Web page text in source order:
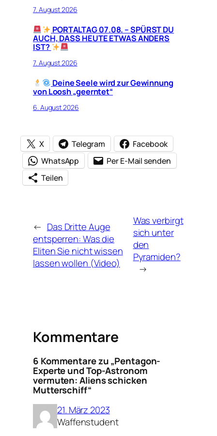
7. August 2026
PORTALTAG 07.08. – SPÜRST DU
AUCH, DASS HEUTE ETWAS ANDERS
IST?
7. August 2026
Deine Seele wird zur Gewinnung
von Loosh „geerntet“
6. August 2026
X Telegram
Facebook
WhatsApp
Per E-Mail senden
Teilen
← Das Dritte Auge
entsperren: Was die
Eliten Sie nicht wissen
lassen wollen (Video)
Was verbirgt
sich unter
den
Pyramiden?
→
Kommentare
6 Kommentare zu „Pentagon-
Experte und Top-Astronom
vermuten: Aliens schicken
Mutterschiff“
21. März 2023
Waffenstudent